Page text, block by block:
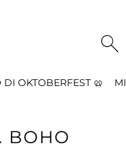
DI OKTOBERFEST 🥨
BOHO